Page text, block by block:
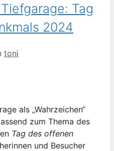
Tag
2024
toni
als „Wahrzeichen“
zum Thema des
Tag des offenen
und Besucher